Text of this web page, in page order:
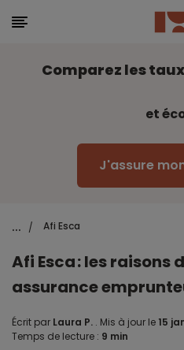
Comparez les
et
J'assure
... / Afi Esca
Afi Esca : les raisons
assurance
Écrit par Laura P. . Mis à jour le 15
Temps de lecture : 9 min